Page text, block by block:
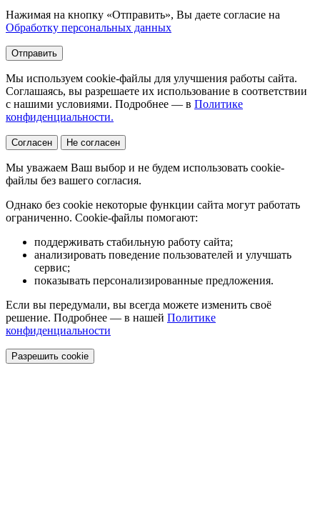
Нажимая на кнопку «Отправить», Вы даете согласие на
Обработку персональных данных
Отправить
Мы используем cookie-файлы для улучшения работы сайта.
Соглашаясь, вы разрешаете их использование в соответствии
с нашими условиями. Подробнее — в Политике
конфиденциальности.
Согласен Не согласен
Мы уважаем Ваш выбор и не будем использовать cookie-
файлы без вашего согласия.
Однако без cookie некоторые функции сайта могут работать
ограниченно. Cookie-файлы помогают:
поддерживать стабильную работу сайта;
анализировать поведение пользователей и улучшать
сервис;
показывать персонализированные предложения.
Если вы передумали, вы всегда можете изменить своё
решение. Подробнее — в нашей Политике
конфиденциальности
Разрешить cookie